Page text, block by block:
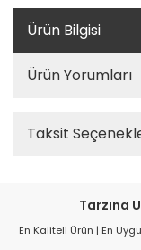
Ürün Bilgisi
Ürün Yorumları
Taksit
Tarzına
En Kaliteli Ürün | En